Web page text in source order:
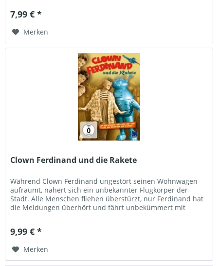
7,99 € *
Merken
Clown Ferdinand und die Rakete
Während Clown Ferdinand ungestört seinen Wohnwagen
aufräumt, nähert sich ein unbekannter Flugkörper der
Stadt. Alle Menschen fliehen überstürzt, nur Ferdinand hat
die Meldungen überhört und fährt unbekümmert mit
9,99 € *
Merken